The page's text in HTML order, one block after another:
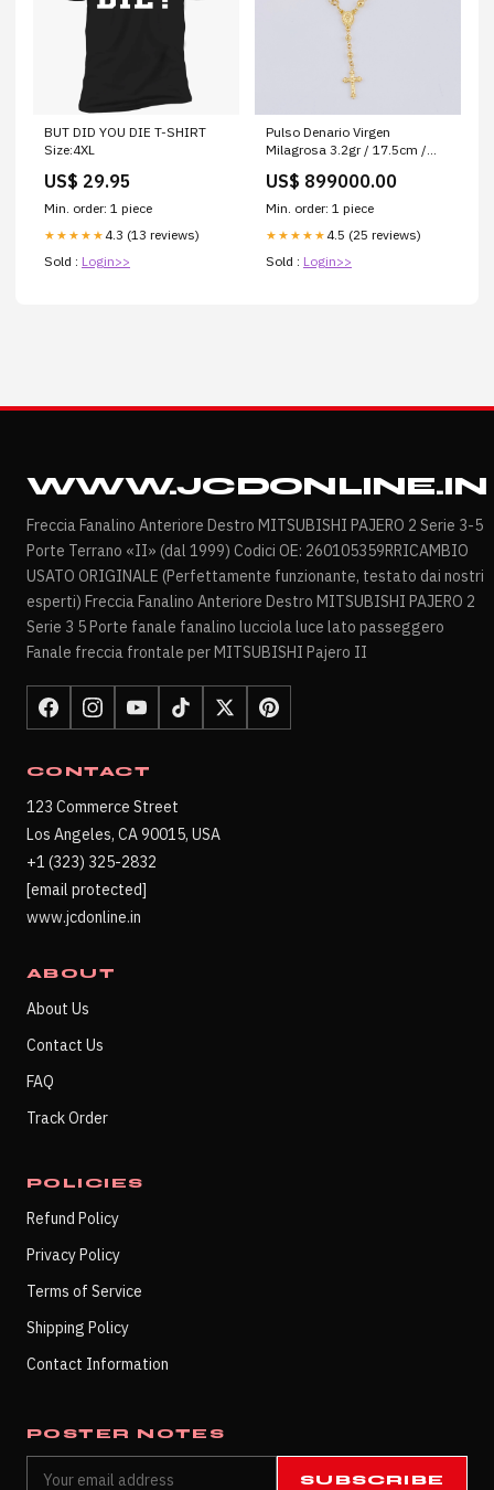
BUT DID YOU DIE T-SHIRT
Size:4XL
US$ 29.95
Min. order: 1 piece
★★★★★ 4.3 (13 reviews)
Sold : Login>>
Pulso Denario Virgen
Milagrosa 3.2gr / 17.5cm /
Peso (gr):3.2
US$ 899000.00
Min. order: 1 piece
★★★★★ 4.5 (25 reviews)
Sold : Login>>
WWW.JCDONLINE.IN
Freccia Fanalino Anteriore Destro MITSUBISHI PAJERO 2 Serie 3-5
Porte Terrano «II» (dal 1999) Codici OE: 260105359RRICAMBIO
USATO ORIGINALE (Perfettamente funzionante, testato dai nostri
esperti) Freccia Fanalino Anteriore Destro MITSUBISHI PAJERO 2
Serie 3 5 Porte fanale fanalino lucciola luce lato passeggero
Fanale freccia frontale per MITSUBISHI Pajero II
CONTACT
123 Commerce Street
Los Angeles, CA 90015, USA
+1 (323) 325-2832
[email protected]
www.jcdonline.in
ABOUT
About Us
Contact Us
FAQ
Track Order
POLICIES
Refund Policy
Privacy Policy
Terms of Service
Shipping Policy
Contact Information
POSTER NOTES
SUBSCRIBE